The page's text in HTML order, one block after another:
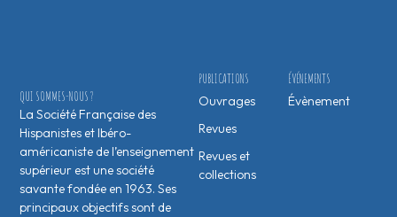
ÉVÉNEMENTS
Évènement
PUBLICATIONS
Ouvrages
Revues
Revues et
collections
QUI SOMMES-NOUS ?
La Société Française des
Hispanistes et Ibéro-
américaniste de l’enseignement
supérieur est une société
savante fondée en 1963. Ses
principaux objectifs sont de